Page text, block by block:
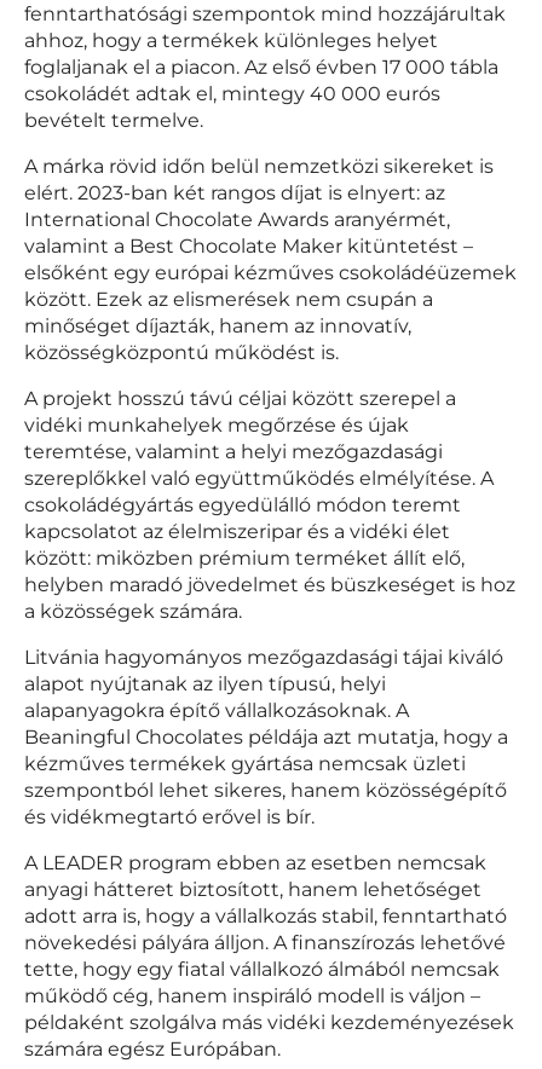
fenntarthatósági szempontok mind hozzájárultak
ahhoz, hogy a termékek különleges helyet
foglaljanak el a piacon. Az első évben 17 000 tábla
csokoládét adtak el, mintegy 40 000 eurós
bevételt termelve.
A márka rövid időn belül nemzetközi sikereket is
elért. 2023-ban két rangos díjat is elnyert: az
International Chocolate Awards aranyérmét,
valamint a Best Chocolate Maker kitüntetést –
elsőként egy európai kézműves csokoládéüzemek
között. Ezek az elismerések nem csupán a
minőséget díjazták, hanem az innovatív,
közösségközpontú működést is.
A projekt hosszú távú céljai között szerepel a
vidéki munkahelyek megőrzése és újak
teremtése, valamint a helyi mezőgazdasági
szereplőkkel való együttműködés elmélyítése. A
csokoládégyártás egyedülálló módon teremt
kapcsolatot az élelmiszeripar és a vidéki élet
között: miközben prémium terméket állít elő,
helyben maradó jövedelmet és büszkeséget is hoz
a közösségek számára.
Litvánia hagyományos mezőgazdasági tájai kiváló
alapot nyújtanak az ilyen típusú, helyi
alapanyagokra építő vállalkozásoknak. A
Beaningful Chocolates példája azt mutatja, hogy a
kézműves termékek gyártása nemcsak üzleti
szempontból lehet sikeres, hanem közösségépítő
és vidékmegtartó erővel is bír.
A LEADER program ebben az esetben nemcsak
anyagi hátteret biztosított, hanem lehetőséget
adott arra is, hogy a vállalkozás stabil, fenntartható
növekedési pályára álljon. A finanszírozás lehetővé
tette, hogy egy fiatal vállalkozó álmából nemcsak
működő cég, hanem inspiráló modell is váljon –
példaként szolgálva más vidéki kezdeményezések
számára egész Európában.